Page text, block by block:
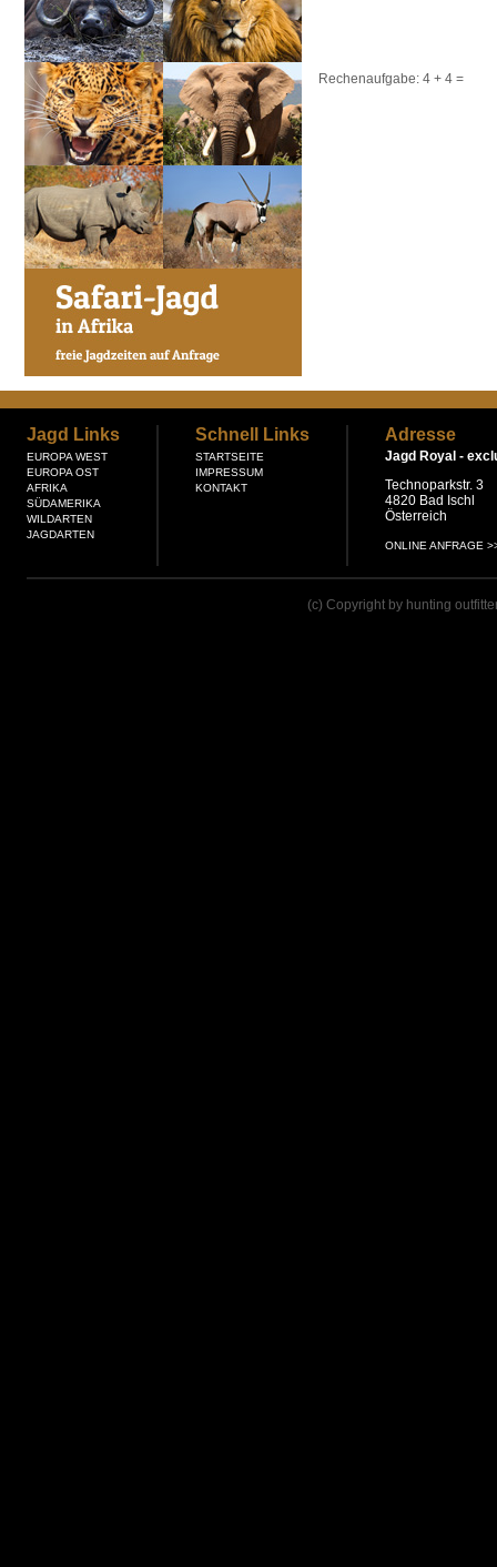
Rechenaufgabe: 4 + 4 =
Jagd Links
EUROPA WEST
EUROPA OST
AFRIKA
SÜDAMERIKA
WILDARTEN
JAGDARTEN
Schnell Links
STARTSEITE
IMPRESSUM
KONTAKT
Adresse
Jagd Royal -
Technoparkstr. 3
4820 Bad Ischl
Österreich
ONLINE ANFRAGE
(c) Copyright by hunting